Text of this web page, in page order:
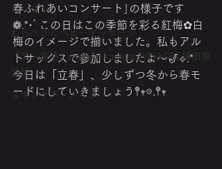
レッスン
わらべうたベビーマッサージ
『美・音活』makoto kamata (VISAGE) 鎌田顔
分析
スキンケア・メイク
春ふれあいコンサート｣の様子です
❁.*･ﾟこの日はこの季節を彩る紅梅‎✿白
梅のイメージで揃いました。私もアル
トサックスで参加しましたよ～🎷⟡.*
今日は「立春」、少しずつ冬から春モ
ードにしていきましょう𖤣𖥧𖡼.𖤣𖥧